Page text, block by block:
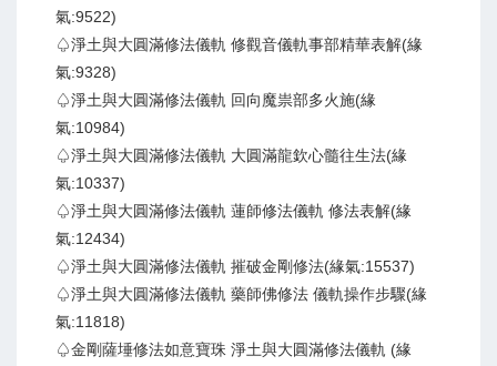
氣:9522)
♤淨土與大圓滿修法儀軌 修觀音儀軌事部精華表解(緣
氣:9328)
♤淨土與大圓滿修法儀軌 回向魔祟部多火施(緣
氣:10984)
♤淨土與大圓滿修法儀軌 大圓滿龍欽心髓往生法(緣
氣:10337)
♤淨土與大圓滿修法儀軌 蓮師修法儀軌 修法表解(緣
氣:12434)
♤淨土與大圓滿修法儀軌 摧破金剛修法(緣氣:15537)
♤淨土與大圓滿修法儀軌 藥師佛修法 儀軌操作步驟(緣
氣:11818)
♤金剛薩埵修法如意寶珠 淨土與大圓滿修法儀軌 (緣